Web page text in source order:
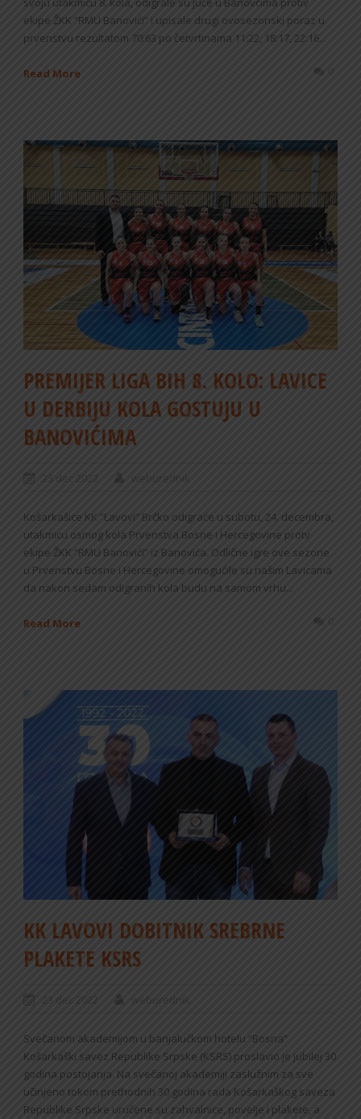
ekipe ŽKK “RMU Banovići” i upisale drugi ovosezonski poraz u
prvenstvu rezultatom 70:63 po četvrtinama 11:22, 18:17, 22:16...
Read More 0
PREMIJER LIGA BIH 8. KOLO: LAVICE
U DERBIJU KOLA GOSTUJU U
BANOVIĆIMA
23 dec 2022 weburednik
Košarkašice KK “Lavovi” Brčko odigraće u subotu, 24. decembra,
utakmicu osmog kola Prvenstva Bosne i Hercegovine protv
ekipe ŽKK “RMU Banovići” iz Banovića. Odlične igre ove sezone
u Prvenstvu Bosne i Hercegovine omogućile su našim Lavicama
da nakon sedam odigranih kola budu na samom vrhu...
Read More 0
KK LAVOVI DOBITNIK SREBRNE
PLAKETE KSRS
23 dec 2022 weburednik
Svečanom akademijom u banjalučkom hotelu “Bosna”
Košarkaški savez Republike Srpske (KSRS) proslavio je jubilej 30
godina postojanja. Na svečanoj akademiji zaslužnim za sve
učinjeno tokom prethodnih 30 godina rada Košarkaškog saveza
Republike Srpske uručene su zahvalnice, povelje i plakete, a